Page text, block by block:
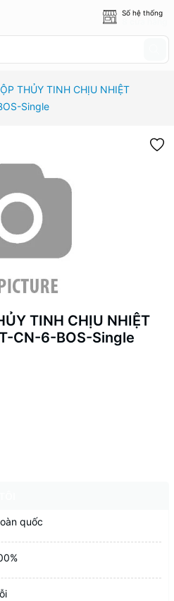
Số hệ thống
THỦY TINH CHỊU NHIỆT
Single
TINH CHỊU NHIỆT
CN-6-BOS-Single
quốc